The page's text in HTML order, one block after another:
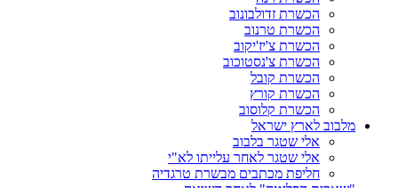
הכשרת זדולבונוב
הכשרת טרנוב
הכשרת צ'יז'יקוב
הכשרת צ'נסטוכוב
הכשרת קובל
הכשרת קורץ
הכשרת קלוסוב
מלבוב לארץ ישראל
אלי שטגר בלבוב
אלי שטגר לאחר עלייתו לא"י
חליפת מכתבים מבשרת טרגדיה